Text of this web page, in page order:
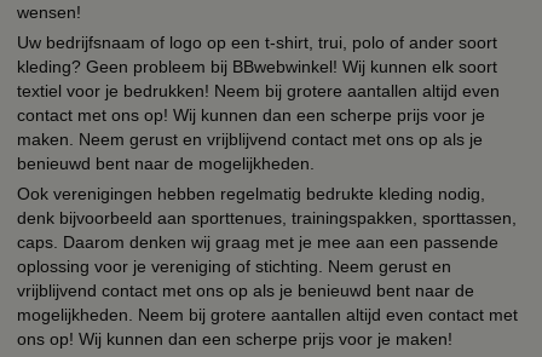
wensen!
Uw bedrijfsnaam of logo op een t-shirt, trui, polo of ander soort
kleding? Geen probleem bij BBwebwinkel! Wij kunnen elk soort
textiel voor je bedrukken! Neem bij grotere aantallen altijd even
contact met ons op! Wij kunnen dan een scherpe prijs voor je
maken. Neem gerust en vrijblijvend contact met ons op als je
benieuwd bent naar de mogelijkheden.
Ook verenigingen hebben regelmatig bedrukte kleding nodig,
denk bijvoorbeeld aan sporttenues, trainingspakken, sporttassen,
caps. Daarom denken wij graag met je mee aan een passende
oplossing voor je vereniging of stichting. Neem gerust en
vrijblijvend contact met ons op als je benieuwd bent naar de
mogelijkheden. Neem bij grotere aantallen altijd even contact met
ons op! Wij kunnen dan een scherpe prijs voor je maken!